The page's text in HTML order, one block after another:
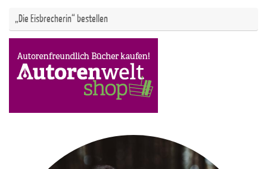
„Die Eisbrecherin“ bestellen